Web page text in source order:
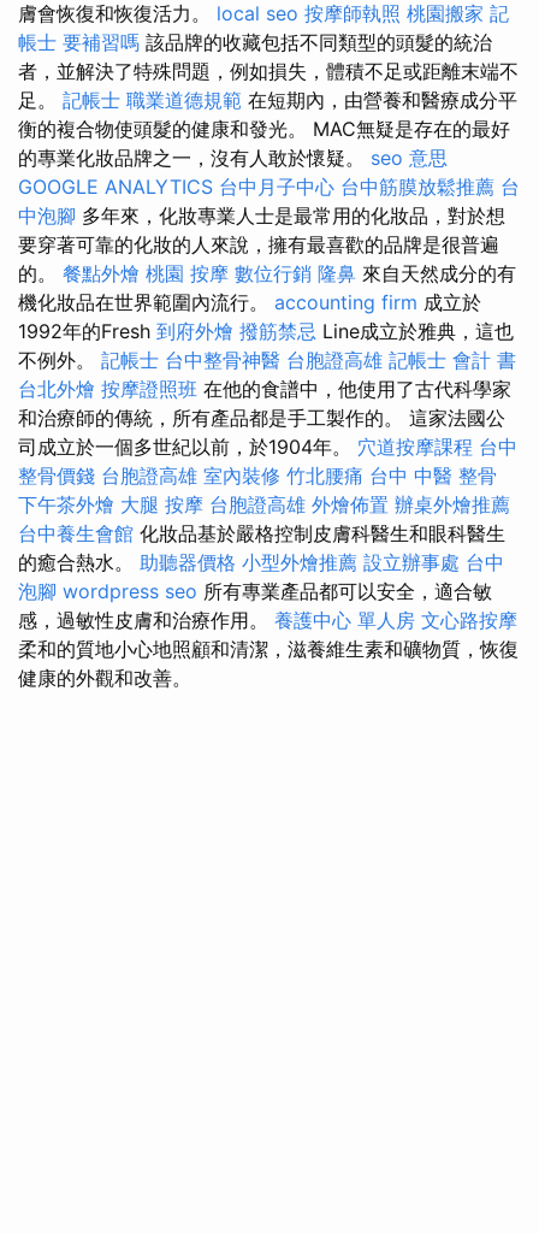
膚會恢復和恢復活力。 local seo 按摩師執照 桃園搬家 記
帳士 要補習嗎 該品牌的收藏包括不同類型的頭髮的統治
者，並解決了特殊問題，例如損失，體積不足或距離末端不
足。 記帳士 職業道德規範 在短期內，由營養和醫療成分平
衡的複合物使頭髮的健康和發光。 MAC無疑是存在的最好
的專業化妝品牌之一，沒有人敢於懷疑。 seo 意思
GOOGLE ANALYTICS 台中月子中心 台中筋膜放鬆推薦 台
中泡腳 多年來，化妝專業人士是最常用的化妝品，對於想
要穿著可靠的化妝的人來說，擁有最喜歡的品牌是很普遍
的。 餐點外燴 桃園 按摩 數位行銷 隆鼻 來自天然成分的有
機化妝品在世界範圍內流行。 accounting firm 成立於
1992年的Fresh 到府外燴 撥筋禁忌 Line成立於雅典，這也
不例外。 記帳士 台中整骨神醫 台胞證高雄 記帳士 會計 書
台北外燴 按摩證照班 在他的食譜中，他使用了古代科學家
和治療師的傳統，所有產品都是手工製作的。 這家法國公
司成立於一個多世紀以前，於1904年。 穴道按摩課程 台中
整骨價錢 台胞證高雄 室內裝修 竹北腰痛 台中 中醫 整骨
下午茶外燴 大腿 按摩 台胞證高雄 外燴佈置 辦桌外燴推薦
台中養生會館 化妝品基於嚴格控制皮膚科醫生和眼科醫生
的癒合熱水。 助聽器價格 小型外燴推薦 設立辦事處 台中
泡腳 wordpress seo 所有專業產品都可以安全，適合敏
感，過敏性皮膚和治療作用。 養護中心 單人房 文心路按摩
柔和的質地小心地照顧和清潔，滋養維生素和礦物質，恢復
健康的外觀和改善。